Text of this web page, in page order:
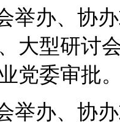
举办、协
大型研讨
党委审批
举办、协